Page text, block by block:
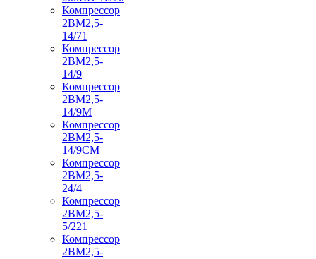
Компрессор
2ВМ2,5-
14/71
Компрессор
2ВМ2,5-
14/9
Компрессор
2ВМ2,5-
14/9М
Компрессор
2ВМ2,5-
14/9СМ
Компрессор
2ВМ2,5-
24/4
Компрессор
2ВМ2,5-
5/221
Компрессор
2ВМ2,5-